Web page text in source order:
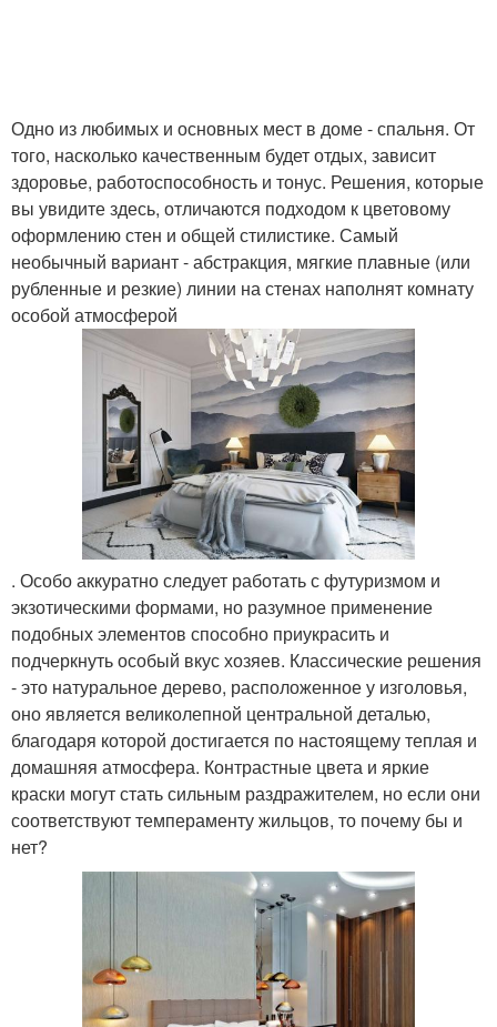
Одно из любимых и основных мест в доме - спальня. От
того, насколько качественным будет отдых, зависит
здоровье, работоспособность и тонус. Решения, которые
вы увидите здесь, отличаются подходом к цветовому
оформлению стен и общей стилистике. Самый
необычный вариант - абстракция, мягкие плавные (или
рубленные и резкие) линии на стенах наполнят комнату
особой атмосферой
. Особо аккуратно следует работать с футуризмом и
экзотическими формами, но разумное применение
подобных элементов способно приукрасить и
подчеркнуть особый вкус хозяев. Классические решения
- это натуральное дерево, расположенное у изголовья,
оно является великолепной центральной деталью,
благодаря которой достигается по настоящему теплая и
домашняя атмосфера. Контрастные цвета и яркие
краски могут стать сильным раздражителем, но если они
соответствуют темпераменту жильцов, то почему бы и
нет?